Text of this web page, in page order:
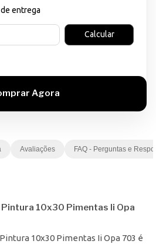
entrega
Calcular
Avaliações FAQ - Perguntas e
10x30 Pimentas Ii Opa
10x30 Pimentas Ii Opa 703 é